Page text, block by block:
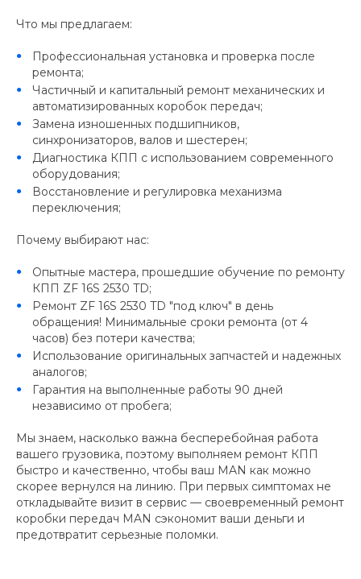
Что мы предлагаем:
Профессиональная установка и проверка после
ремонта;
Частичный и капитальный ремонт механических и
автоматизированных коробок передач;
Замена изношенных подшипников,
синхронизаторов, валов и шестерен;
Диагностика КПП с использованием современного
оборудования;
Восстановление и регулировка механизма
переключения;
Почему выбирают нас:
Опытные мастера, прошедшие обучение по ремонту
КПП ZF 16S 2530 TD;
Ремонт ZF 16S 2530 TD "под ключ" в день
обращения! Минимальные сроки ремонта (от 4
часов) без потери качества;
Использование оригинальных запчастей и надежных
аналогов;
Гарантия на выполненные работы 90 дней
независимо от пробега;
Мы знаем, насколько важна бесперебойная работа
вашего грузовика, поэтому выполняем ремонт КПП
быстро и качественно, чтобы ваш MAN как можно
скорее вернулся на линию. При первых симптомах не
откладывайте визит в сервис — своевременный ремонт
коробки передач MAN сэкономит ваши деньги и
предотвратит серьезные поломки.